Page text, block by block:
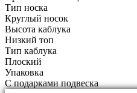
Тип носка
Круглый носок
Высота каблука
Низкий топ
Тип каблука
Плоский
Упаковка
С подарками подвеска